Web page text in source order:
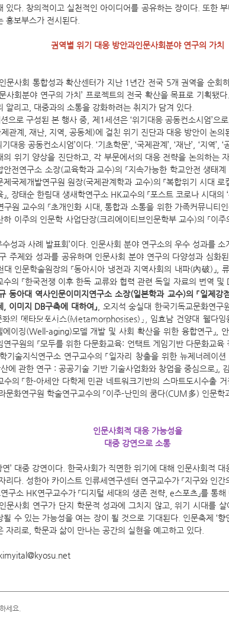
있다. 창의적이고 실천적인 아이디어를 공유하는 장이다. 또한
홍보부스가 전시된다.
권역별 위기 대응 방안과인문사회분야 연구의 가치
문사회 통합성과 확산센터가 지난 1년간 전국 5개 권역을 순회
사회분야 연구의 가치’ 프로젝트의 전국 확산을 목표로 기획됐
알리고, 대중과의 소통을 강화하려는 취지가 담겨 있다.
으로 구성된 본 행사 중, 제1세션은 ‘위기대응 공동컨소시엄’으
관계, 재난, 지역, 공동체)에 걸친 위기 진단과 대응 방안이 논의
대응 공동컨소시엄’이다. ‘기초학문’, ‘국제관계’, ‘재난’, ‘지역’,
의 위기 양상을 진단하고, 각 부문에서의 대응 전략을 논의하는
안전연구소 소장(교육학과 교수)의 「지속가능한 학교안전 생태계
제국제개발연구원 원장(국제관계학과 교수)의 「복합위기 시대
, 장태순 한림대 생새학연구소 HK교수의 「포스트 코로나 시대의 ‘
구원 교수의 「초개인화 시대, 통합과 소통을 위한 가족커뮤니티
하 이주의 인문학 사업단장(크리에이티브인문학부 교수)의 「이주
수성과 사례 발표회’이다. 인문사회 분야 연구소의 우수 성과를
주제와 성과를 공유하며 인문사회 분야 연구의 다양성과 심화
대 인문학술원장의 「동아시아 냉전과 지역사회의 내파(內破)」,
수의 「한국전쟁 이후 한독 교류와 협력 관련 독일 자료의 번역
동아대 역사인문이미지연구소 소장(일본학과 교수)의 「일제강
이미지 DB구축에 대하여」 , 오지석 숭실대 한국기독교문화연구
의 메타모포시스(Metamorphosises)」, 임효남 건양대 웰다잉
에이징(Well-aging)모델 개발 및 사회 확산을 위한 융합연구」,
연구원의 「모두를 위한 다문화교육: 언택트 게임기반 다문화교육
기술지식연구소 연구교수의 「일자리 창출을 위한 뉴제너레이
에 관한 연구 : 공공기술 기반 기술사업화와 창업을 중심으로」,
수의 「한-아세안 다학제 민관 네트워크기반의 스마트도시수출 거
문화연구원 학술연구교수의 「이주-난민의 쿰다(CUM多) 인문학
인문사회적 대응 가능성을
대중 강연으로 소통
연’ 대중 강연이다. 한국사회가 직면한 위기에 대해 인문사회적
리다. 성한아 카이스트 인류세연구센터 연구교수가 「지구와 인간
구소 HK연구교수가 「디지털 세대의 생존 전략, e스포츠」를 통해
문사회 연구가 단지 학문적 성과에 그치지 않고, 위기 시대를
될 수 있는 가능성을 여는 장이 될 것으로 기대된다. 인문축제 ‘향
자리로, 학문과 삶이 만나는 공간의 실현을 예고하고 있다.
kimyital@kyosu.net
세요.
시 서구 구덕로 225(부민동 2가)
미지연구소 / ​​전화 : 051-200-8593(1실), 8594(2실)